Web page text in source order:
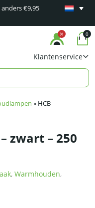
€9,95
Minimaal
Klantenservice
0
» HCB
zwart – 250
, Warmhouden,